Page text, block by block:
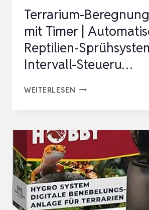
Terrarium-
mit Timer |
Reptilien-
Intervall-Steueru…
WEITERLESEN TERRARIUM-
TIMER
AUTOMATISCHES
REPTILIEN-
SPRÜHSYSTEM